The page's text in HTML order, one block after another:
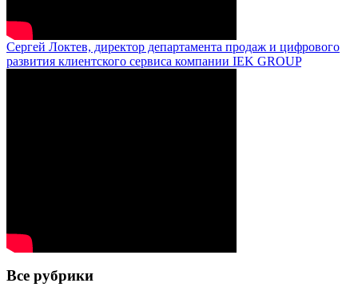
Сергей Локтев, директор департамента продаж и цифрового
развития клиентского сервиса компании IEK GROUP
Все рубрики